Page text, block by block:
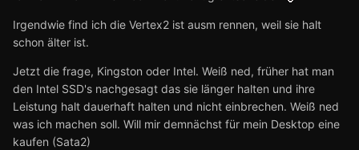
Irgendwie find ich die Vertex2 ist ausm rennen, weil sie halt
schon älter ist.
Jetzt die frage, Kingston oder Intel. Weiß ned, früher hat man
den Intel SSD's nachgesagt das sie länger halten und ihre
Leistung halt dauerhaft halten und nicht einbrechen. Weiß ned
was ich machen soll. Will mir demnächst für mein Desktop eine
kaufen (Sata2)